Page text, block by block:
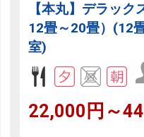
【本丸】デラッ
12畳～20畳）(12
室)
22,000円～